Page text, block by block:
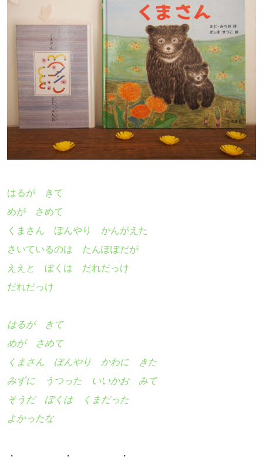
はるが きて
めが さめて
くまさん ぼんやり かんがえた
さいているのは たんぽぽだが
ええと ぼくは だれだっけ
だれだっけ
はるが きて
めが さめて
くまさん ぼんやり かわに きた
みずに うつった いいかお みて
そうだ ぼくは くまだった
よかったな
・ ・ ・